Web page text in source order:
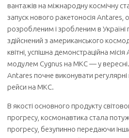
вантажів на міжнародну космічну
запуск нового ракетоносія Antares,
розробленим і зробленим в
здійснений з американського
квітні, успішна демонстраційна
модулем Cygnus на МКС — у вересні.
Antares почне виконувати регулярні
рейси на МКС.
В якості основного продукту
прогресу, космонавтика стала
прогресу, безупинно передаючи